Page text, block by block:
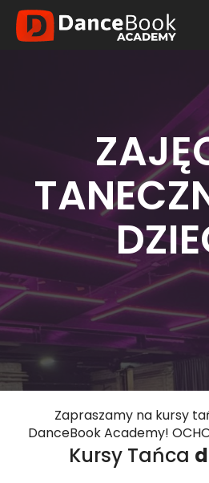
Zapraszamy na kursy
DanceBook Academy!
Kursy Tańca